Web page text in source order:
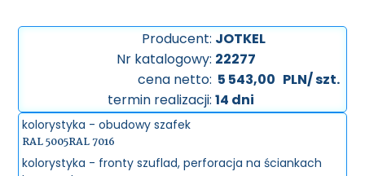
Producent: JOTKEL
Nr katalogowy: 22277
cena netto: 5 543,00 PLN/ szt.
termin realizacji: 14 dni
kolorystyka - obudowy szafek
RAL 5005RAL 7016
kolorystyka - fronty szuflad, perforacja na ściankach